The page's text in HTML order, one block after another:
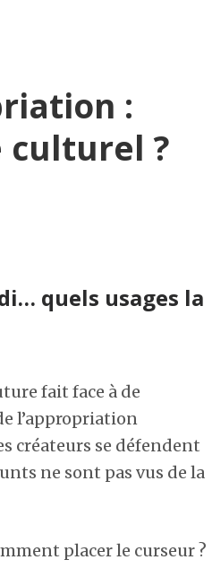
:
culturel ?
quels usages la
fait face à de
l’appropriation
créateurs se défendent
ne sont pas vus de la
placer le curseur ?